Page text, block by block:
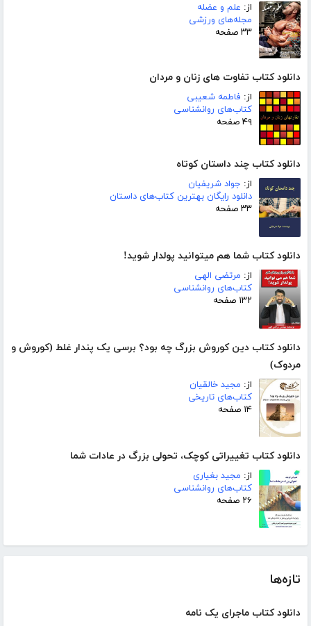
از: علم و عضله
مجله‌های ورزشی
۳۳ صفحه
دانلود کتاب تفاوت های زنان و مردان
از: فاطمه شعیبی
کتاب‌های روانشناسی
۴۹ صفحه
دانلود کتاب چند داستان کوتاه
از: جواد شریفیان
دانلود رایگان بهترین کتاب‌های داستان
۳۳ صفحه
دانلود کتاب شما هم میتوانید پولدار شوید!
از: مرتضی الهی
کتاب‌های روانشناسی
۱۳۲ صفحه
دانلود کتاب دین کوروش بزرگ چه بود؟ برسی یک پندار غلط (کوروش و
مردوک)
از: مجید خالقیان
کتاب‌های تاریخی
۱۴ صفحه
دانلود کتاب تغییراتی کوچک، تحولی بزرگ در عادات شما
از: مجید بغیاری
کتاب‌های روانشناسی
۲۶ صفحه
تازه‌ها
دانلود کتاب ماجرای یک نامه